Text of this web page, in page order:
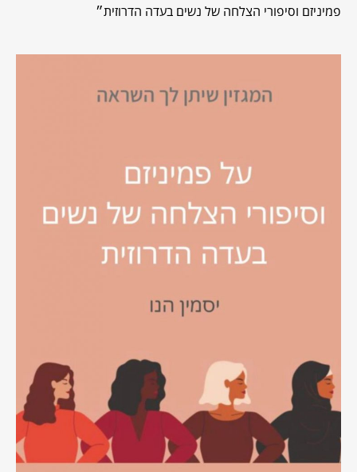
פמיניזם וסיפורי הצלחה של נשים בעדה הדרוזית״